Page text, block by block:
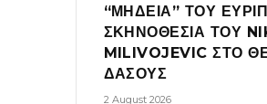
“ΜΗΔΕΙΑ” ΤΟΥ
ΣΚΗΝΟΘΕΣΙΑ ΤΟΥ
MILIVOJEVIC ΣΤΟ
ΔΑΣΟΥΣ
2 August 2026